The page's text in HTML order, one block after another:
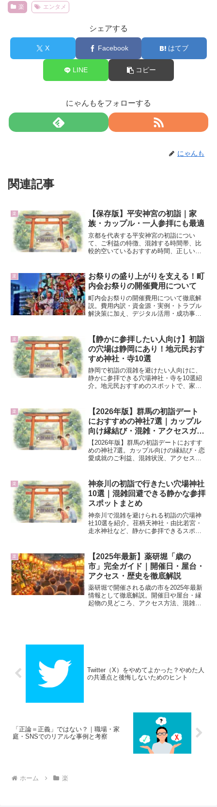
楽 エンタメ
シェアする
X Facebook はてブ
LINE コピー
にゃんもをフォローする
にゃんも
関連記事
楽
【保存版】平安神宮の初詣｜家
族・カップル・一人参拝にも最適
京都を代表する平安神宮の初詣につい
て、ご利益の特徴、混雑する時間帯、比
較的空いているおすすめ時間、正しい参
し、初めての方でも安心して参拝できる
初詣ガイドです。
楽
お祭りの盛り上がりを支える！町
内会お祭りの開催費用について
町内会お祭りの開催費用について徹底解
説。費用内訳・資金源・実例・トラブル
解決策に加え、デジタル活用・成功事
保存版。
楽
【静かに参拝したい人向け】初詣
の穴場は静岡にあり！地元民おす
すめ神社・寺10選
静岡で初詣の混雑を避けたい人向けに、
静かに参拝できる穴場神社・寺を10選紹
介。地元民おすすめのスポットで、家族
楽
【2026年版】群馬の初詣デート
におすすめの神社7選｜カップル
向け縁結び・混雑・アクセスガイ
ド
【2026年版】群馬の初詣デートにおすす
めの神社7選。カップル向けの縁結び・恋
愛成就のご利益、混雑状況、アクセスを
楽
神奈川の初詣で行きたい穴場神社
10選｜混雑回避できる静かな参拝
スポットまとめ
神奈川で混雑を避けられる初詣の穴場神
社10選を紹介。荏柄天神社・由比若宮・
走水神社など、静かに参拝できるスポッ
楽
【2025年最新】薬研堀「歳の
市」完全ガイド｜開催日・屋台・
アクセス・歴史を徹底解説
薬研堀で開催される歳の市を2025年最新
情報として徹底解説。開催日や屋台・縁
起物の見どころ、アクセス方法、混雑状
Twitter（X）をやめてよかった？やめた人
の共通点と後悔しないためのヒント
「正論＝正義」ではない？｜職場・家
庭・SNSでのリアルな事例と考察
ホーム 楽